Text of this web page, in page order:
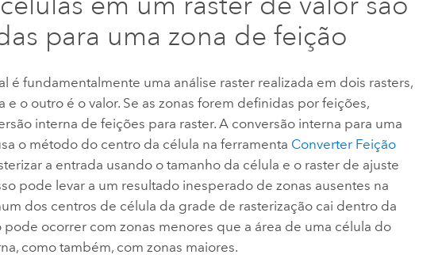
para uma zona de feição
é fundamentalmente uma análise raster realizada em dois rasters,
e o outro é o valor. Se as zonas forem definidas por feições,
interna de feições para raster.A conversão interna para uma
o método do centro da célula na ferramenta Converter Feição
a entrada usando o tamanho da célula e o raster de ajuste
pode levar a um resultado inesperado de zonas ausentes na
dos centros de célula da grade de rasterização cai dentro da
pode ocorrer com zonas menores que a área de uma célula do
como também, com zonas maiores.